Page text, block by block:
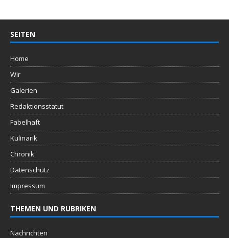
SEITEN
Home
Wir
Galerien
Redaktionsstatut
Fabelhaft
Kulinarik
Chronik
Datenschutz
Impressum
THEMEN UND RUBRIKEN
Nachrichten